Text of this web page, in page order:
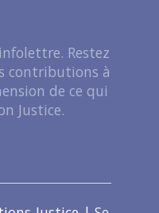
Restez
contributions à
de ce qui
Justice.